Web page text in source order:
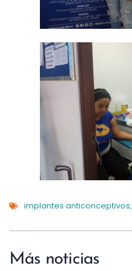
implantes anticonceptivos,
Más noticias